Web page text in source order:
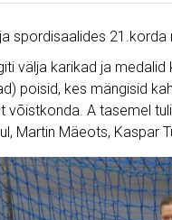
spordisaalides
välja karikad ja
poisid, kes mängisid
võistkonda. A tasemel
Martin Mäeots, Kaspar